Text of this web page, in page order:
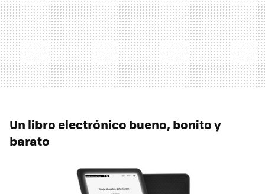
Un libro electrónico bueno, bonito y
barato